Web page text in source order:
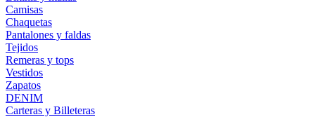
Camisas
Chaquetas
Pantalones y faldas
Tejidos
Remeras y tops
Vestidos
Zapatos
DENIM
Carteras y Billeteras